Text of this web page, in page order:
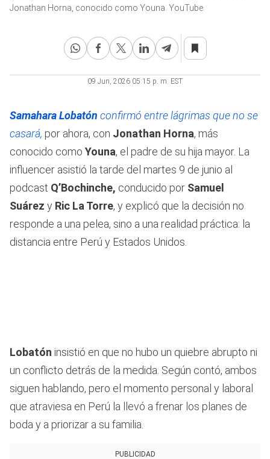
minutes,
Jonathan Horna, conocido como Youna. YouTube.
09 Jun, 2026 05:15 p. m. EST
Samahara Lobatón confirmó entre lágrimas que no se
casará, por ahora, con Jonathan Horna, más
conocido como Youna, el padre de su hija mayor. La
influencer asistió la tarde del martes 9 de junio al
podcast Q’Bochinche, conducido por Samuel
Suárez y Ric La Torre, y explicó que la decisión no
responde a una pelea, sino a una realidad práctica: la
distancia entre Perú y Estados Unidos.
Lobatón insistió en que no hubo un quiebre abrupto ni
un conflicto detrás de la medida. Según contó, ambos
siguen hablando, pero el momento personal y laboral
que atraviesa en Perú la llevó a frenar los planes de
boda y a priorizar a su familia.
PUBLICIDAD